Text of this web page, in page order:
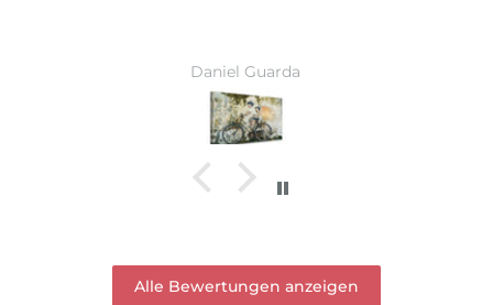
Ruth Hirschi
Alle Bewertungen anzeigen